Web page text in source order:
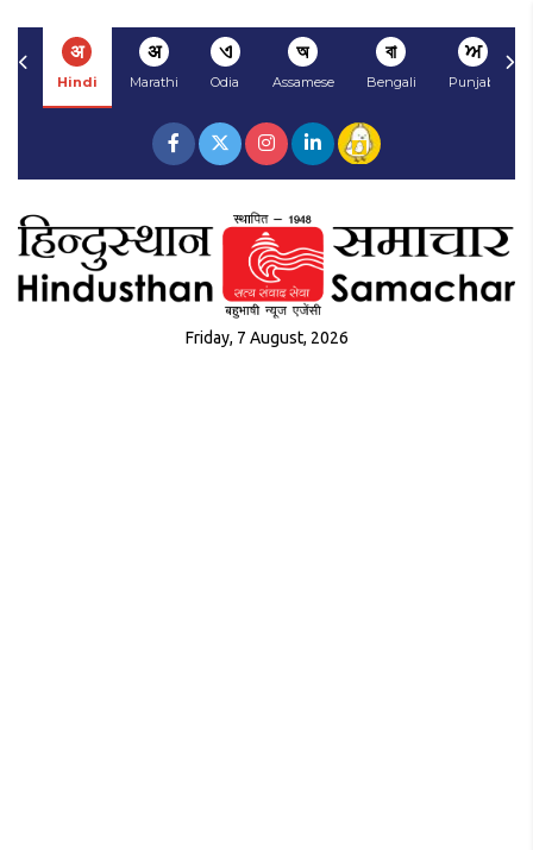
अ
Hindi
अ
Marathi
ଏ
Odia
অ
Assamese
বা
Bengali
ਅ
Punjabi
Friday, 7 August, 2026